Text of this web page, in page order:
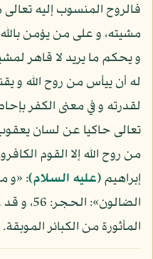
فالروح المنسوب إليه تعالى
مشيته، و على من يؤمن
و يحكم ما يريد لا قاهر
له أن ييأس من روح الله و
لقدرته و في معنى الكفر
تعالى حاكيا عن لسان
من روح الله إلا القوم
إبراهيم(عليه السلام): «و
المأثورة من الكبائر الموبقة.